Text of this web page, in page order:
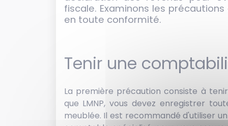
fiscale. Examinons les
en toute conformité.
Tenir une
La première précaution consiste à
que LMNP, vous devez enregistrer
meublée. Il est recommandé d'utiliser